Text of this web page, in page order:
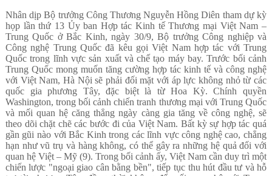
Nhân dịp Bộ trưởng Công Thương Nguyễn Hồng Diên tham dự kỳ
họp lần thứ 13 Ủy ban Hợp tác Kinh tế Thương mại Việt Nam –
Trung Quốc ở Bắc Kinh, ngày 30/9, Bộ trưởng Công nghiệp và
Công nghệ Trung Quốc đã kêu gọi Việt Nam hợp tác với Trung
Quốc trong lĩnh vực sản xuất và chế tạo máy bay. Trước bối cảnh
Trung Quốc mong muốn tăng cường hợp tác kinh tế và công nghệ
với Việt Nam, Hà Nội sẽ phải đối mặt với áp lực không nhỏ từ các
quốc gia phương Tây, đặc biệt là từ Hoa Kỳ. Chính quyền
Washington, trong bối cảnh chiến tranh thương mại với Trung Quốc
và mối quan hệ căng thẳng ngày càng gia tăng về công nghệ, sẽ
theo dõi chặt chẽ các bước đi của Việt Nam. Bất kỳ sự hợp tác quá
gần gũi nào với Bắc Kinh trong các lĩnh vực công nghệ cao, chẳng
hạn như vũ trụ và hàng không, có thể gây ra những hệ quả đối với
quan hệ Việt – Mỹ (9). Trong bối cảnh ấy, Việt Nam cần duy trì một
chiến lược "ngoại giao cân bằng bền", tiếp tục thu hút đầu tư và hỗ